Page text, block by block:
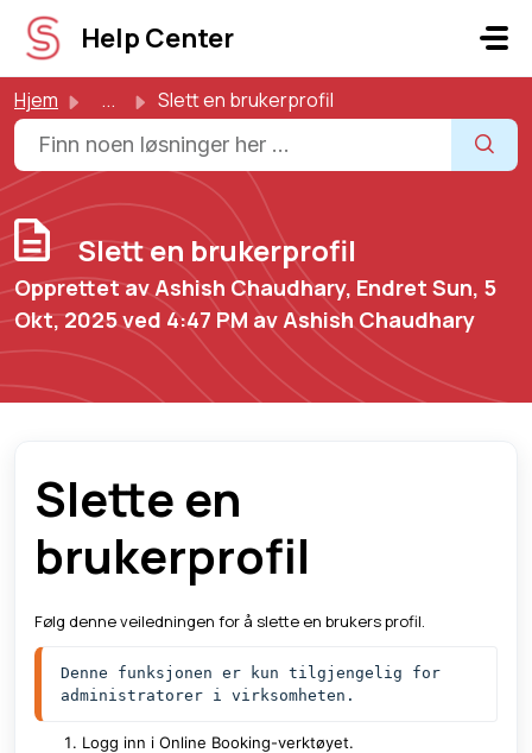
Gå til hovedinnhold
Help Center
Hjem ... Slett en brukerprofil
Slett en brukerprofil
Opprettet av Ashish Chaudhary, Endret Sun, 5
Okt, 2025 ved 4:47 PM av Ashish Chaudhary
Slette en
brukerprofil
Følg denne veiledningen for å slette en brukers profil.
Denne funksjonen er kun tilgjengelig for
administratorer i virksomheten.
Logg inn i Online Booking-verktøyet.